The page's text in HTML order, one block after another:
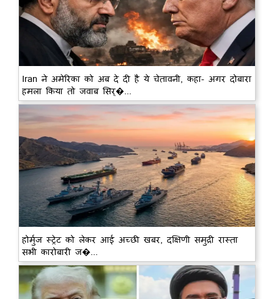
Iran ने अमेरिका को अब दे दी है ये चेतावनी, कहा- अगर दोबारा
हमला किया तो जवाब सिर्�...
होर्मुज स्ट्रेट को लेकर आई अच्छी खबर, दक्षिणी समुद्री रास्ता
सभी कारोबारी ज�...